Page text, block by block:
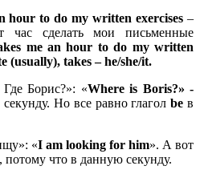
hour to do my written exercises –
час сделать мои письменные
me an hour to do my written
(usually), takes – he/she/it.
Борис?»: «Where is Boris?» -
Но все равно глаголbe в
«I am looking for him». А вот
, потому что в данную секунду.